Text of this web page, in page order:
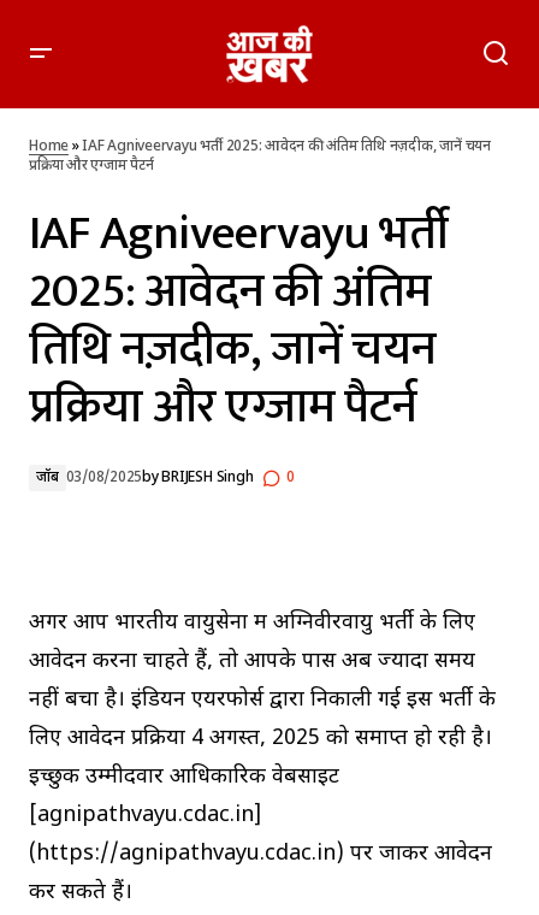
चयन प्रक्रिया और एग्जाम पैटर्न
Home»IAF Agniveervayu भर्ती 2025: आवेदन की अंतिम तिथि नज़दीक, जानें चयन
प्रक्रिया और एग्जाम पैटर्न
IAF Agniveervayu भर्ती
2025: आवेदन की अंतिम
तिथि नज़दीक, जानें चयन
प्रक्रिया और एग्जाम पैटर्न
जॉब 03/08/2025byBRIJESH Singh 0
अगर आप भारतीय वायुसेना में अग्निवीरवायु भर्ती के लिए
आवेदन करना चाहते हैं, तो आपके पास अब ज्यादा समय
नहीं बचा है। इंडियन एयरफोर्स द्वारा निकाली गई इस भर्ती के
लिए आवेदन प्रक्रिया 4 अगस्त, 2025 को समाप्त हो रही है।
इच्छुक उम्मीदवार आधिकारिक वेबसाइट
[agnipathvayu.cdac.in]
(https://agnipathvayu.cdac.in) पर जाकर आवेदन
कर सकते हैं।